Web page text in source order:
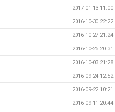
2017-01-13 11:00
2016-10-30 22:22
2016-10-27 21:24
2016-10-25 20:31
2016-10-03 21:28
2016-09-24 12:52
2016-09-22 10:21
2016-09-11 20:44